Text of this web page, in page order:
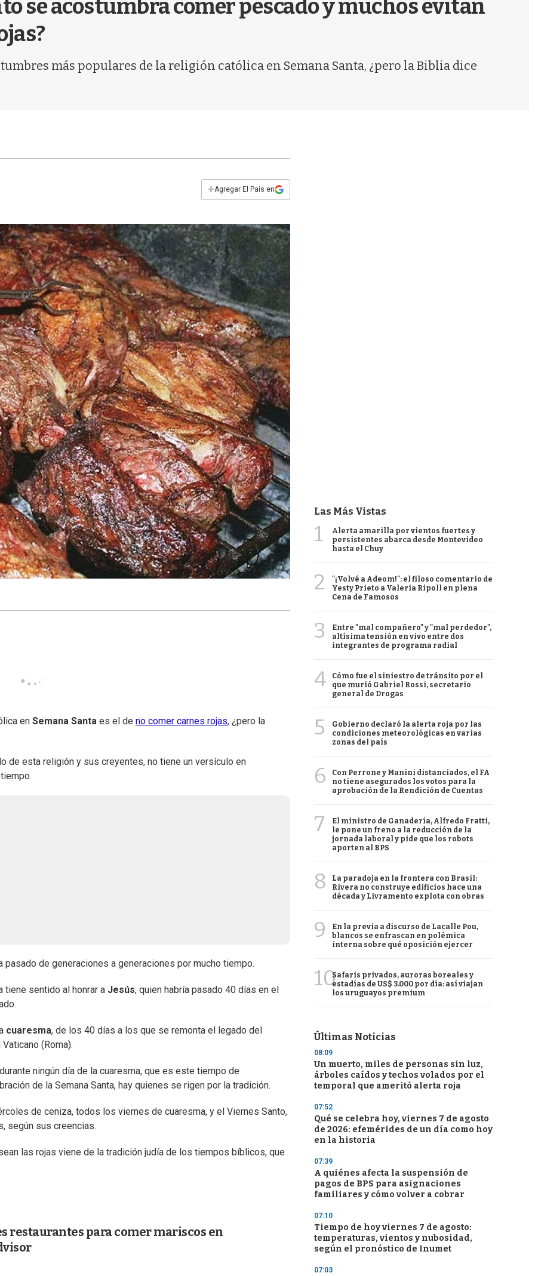
se acostumbra comer pescado y muchos evitan
más populares de la religión católica en Semana Santa, ¿pero la Biblia dice
+Agregar El País en
en Semana Santa es el de no comer carnes rojas, ¿pero la
de esta religión y sus creyentes, no tiene un versículo en
de generaciones a generaciones por mucho tiempo.
tiene sentido al honrar a Jesús, quien habría pasado 40 días en el
cuaresma, de los 40 días a los que se remonta el legado del
(Roma).
ningún día de la cuaresma, que es este tiempo de
de la Semana Santa, hay quienes se rigen por la tradición.
de ceniza, todos los viernes de cuaresma, y el Viernes Santo,
según sus creencias.
las rojas viene de la tradición judía de los tiempos bíblicos, que
restaurantes para comer mariscos en
Las Más Vistas
1
Alerta amarilla por vientos fuertes y
persistentes abarca desde Montevideo
hasta el Chuy
2
"¡Volvé a Adeom!": el filoso comentario de
Yesty Prieto a Valeria Ripoll en plena
Cena de Famosos
3
Entre "mal compañero" y "mal perdedor",
altísima tensión en vivo entre dos
integrantes de programa radial
4
Cómo fue el siniestro de tránsito por el
que murió Gabriel Rossi, secretario
general de Drogas
5
Gobierno declaró la alerta roja por las
condiciones meteorológicas en varias
zonas del país
6
Con Perrone y Manini distanciados, el FA
no tiene asegurados los votos para la
aprobación de la Rendición de Cuentas
7
El ministro de Ganadería, Alfredo Fratti,
le pone un freno a la reducción de la
jornada laboral y pide que los robots
aporten al BPS
8
La paradoja en la frontera con Brasil:
Rivera no construye edificios hace una
década y Livramento explota con obras
9
En la previa a discurso de Lacalle Pou,
blancos se enfrascan en polémica
interna sobre qué oposición ejercer
10Safaris privados, auroras boreales y
estadías de US$ 3.000 por día: así viajan
los uruguayos premium
Últimas Noticias
08:09
Un muerto, miles de personas sin luz,
árboles caídos y techos volados por el
temporal que ameritó alerta roja
07:52
Qué se celebra hoy, viernes 7 de agosto
de 2026: efemérides de un día como hoy
en la historia
07:39
A quiénes afecta la suspensión de
pagos de BPS para asignaciones
familiares y cómo volver a cobrar
07:10
Tiempo de hoy viernes 7 de agosto:
temperaturas, vientos y nubosidad,
según el pronóstico de Inumet
07:03